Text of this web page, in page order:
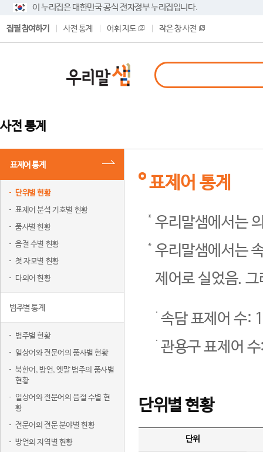
이 누리집은 대한민국 공식 전자정부 누리집입니다.
집필 참여하기 사전 통계 어휘 지도 작은 창 사전
사전 통계
표제어 통계
단위별 현황
표제어 분석 기호별 현황
품사별 현황
음절 수별 현황
첫 자모별 현황
다의어 현황
범주별 통계
범주별 현황
일상어와 전문어의 품사별 현황
북한어, 방언, 옛말 범주의 품사별
현황
일상어와 전문어의 음절 수별 현
황
전문어의 전문 분야별 현황
방언의 지역별 현황
표제어 통계
우리말샘에서는
우리말샘에서는
제어로 실었음.
속담 표제어 수:
관용구 표제어
단위별 현황
단위